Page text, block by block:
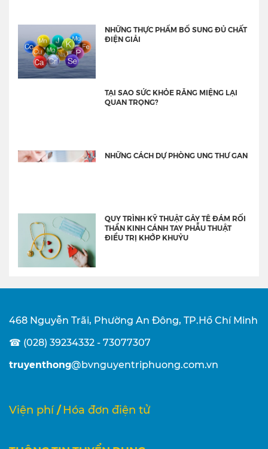
NHỮNG THỰC PHẨM BỔ SUNG ĐỦ CHẤT
ĐIỆN GIẢI
TẠI SAO SỨC KHỎE RĂNG MIỆNG LẠI
QUAN TRỌNG?
NHỮNG CÁCH DỰ PHÒNG UNG THƯ GAN
QUY TRÌNH KỸ THUẬT GÂY TÊ ĐÁM RỐI
THẦN KINH CÁNH TAY PHẪU THUẬT
ĐIỀU TRỊ KHỚP KHUỶU
468 Nguyễn Trãi, Phường An Đông, TP.Hồ Chí Minh
☎ (028) 39234332 - 73077307
truyenthong@bvnguyentriphuong.com.vn
Viện phí / Hóa đơn điện tử